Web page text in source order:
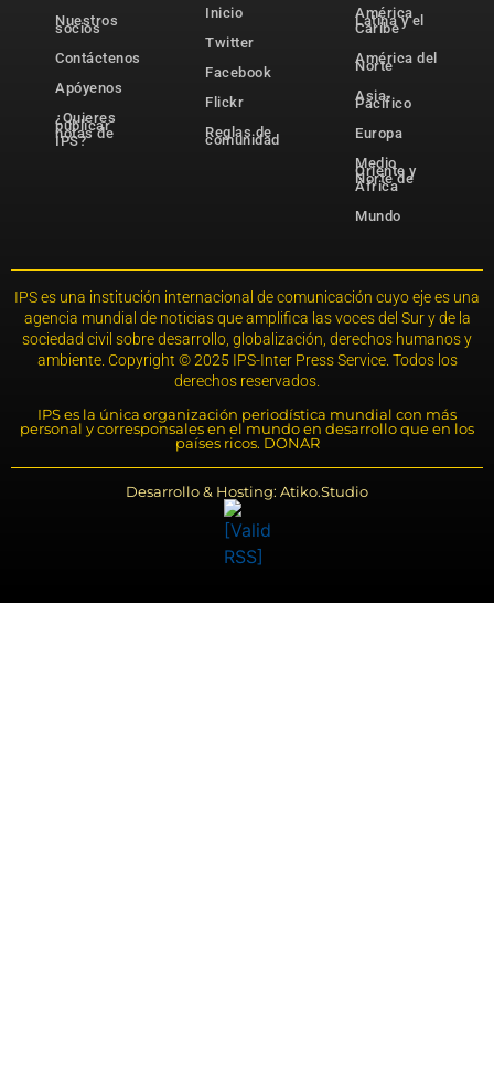
Nuestros
socios
Contáctenos
Apóyenos
¿Quieres
publicar
notas de
IPS?
Inicio
Twitter
Facebook
Flickr
Reglas de
comunidad
América
Latina y el
Caribe
América del
Norte
Asia-
Pacífico
Europa
Medio
Oriente y
Norte de
África
Mundo
IPS es una institución internacional de comunicación cuyo eje es una
agencia mundial de noticias que amplifica las voces del Sur y de la
sociedad civil sobre desarrollo, globalización, derechos humanos y
ambiente. Copyright © 2025 IPS-Inter Press Service. Todos los
derechos reservados.
IPS es la única organización periodística mundial con más
personal y corresponsales en el mundo en desarrollo que en los
países ricos. DONAR
Desarrollo & Hosting: Atiko.Studio